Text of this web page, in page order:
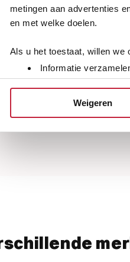
metingen aan advertenties
en met welke doelen.
Als u het toestaat, willen we
Informatie
Uw apparaat
Lees meer over hoe uw
Weigeren
Nederland
Grootste
Brabant